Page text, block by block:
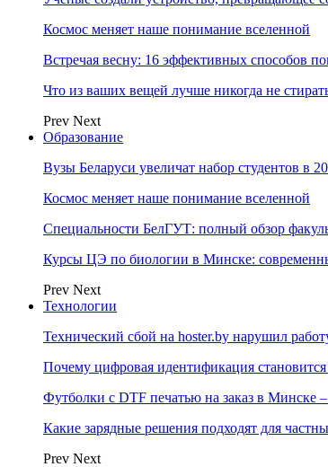
Космос меняет наше понимание вселенной
Встречая весну: 16 эффективных способов
Что из ваших вещей лучше никогда не
Prev Next
Образование
Вузы Беларуси увеличат набор студентов в
Космос меняет наше понимание вселенной
Специальности БелГУТ: полный обзор
Курсы ЦЭ по биологии в Минске:
Prev Next
Технологии
Технический сбой на hoster.by нарушил
Почему цифровая идентификация
Футболки с DTF печатью на заказ в Минске
Какие зарядные решения подходят для
Prev Next